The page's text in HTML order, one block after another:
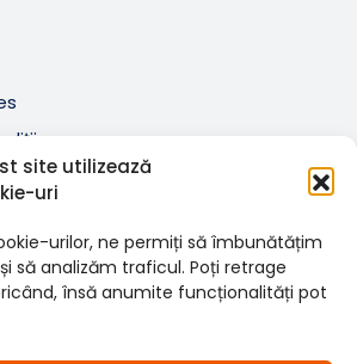
site utilizează
uri
urilor, ne permiți să îmbunătățim
să analizăm traficul. Poți retrage
însă anumite funcționalități pot